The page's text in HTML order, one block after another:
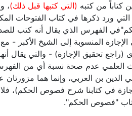
كتاباً من كتبه (التي كتبها قبل ذلك)،
ورد ذكرها في كتاب الفتوحات
الفهرس الذي يقال أنه كتب
في الإجازة المنسوبة إلى الشيخ الأكبر -
تحقيق الإجازة) - والتي يقال
بالبحث العلمي عدم صحة نسبة أي من
الدين بن العربي، وإنما هما مزورتان
في كتابنا شرح فصوص الحكم)،
"فصوص الحكم".